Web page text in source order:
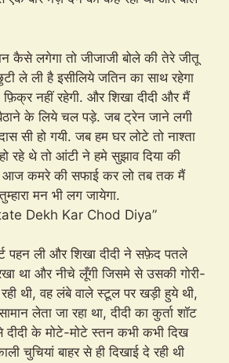
कैसे लगेगा तो जीजाजी बोले की तेरे जीतू
ले ली है इसीलिये जतिन का साथ रहेगा
नहीं रहेगी. और शिखा दीदी और मैं
के लिये चल पड़े. जब ट्रेन जाने लगी
सी हो गयी. जब हम घर लोटे तो नाश्ता
रहे थे तो आंटी ने हमे सुझाव दिया की
आज कमरे की सफाई कर लो तब तक मैं
तुम्हारा मन भी लग जायेगा.
Dekh Kar Chod Diya”
पहन ली और शिखा दीदी ने सफ़ेद पतले
था और नीचे लूँगी जिसमे से उसकी गोरी-
थी, वह लंबे वाले स्टूल पर खड़ी हुये थी,
लेता जा रहा था, दीदी का कुर्ता शॉट
दीदी के मोटे-मोटे स्तन कभी कभी दिख
चुचियां बाहर से ही दिखाई दे रही थी